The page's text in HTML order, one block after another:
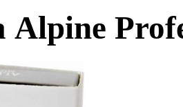
Alpine